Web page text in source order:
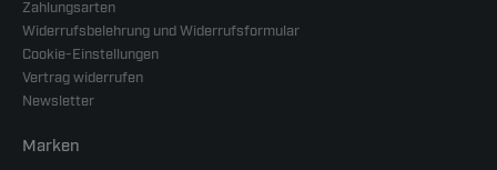
Zahlungsarten
Widerrufsbelehrung und Widerrufsformular
Cookie-Einstellungen
Vertrag widerrufen
Newsletter
Marken